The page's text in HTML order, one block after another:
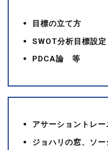
目標の立て方
SWOT分析目標設定
PDCA論 等
アサーショントレー
ジョハリの窓、ソー